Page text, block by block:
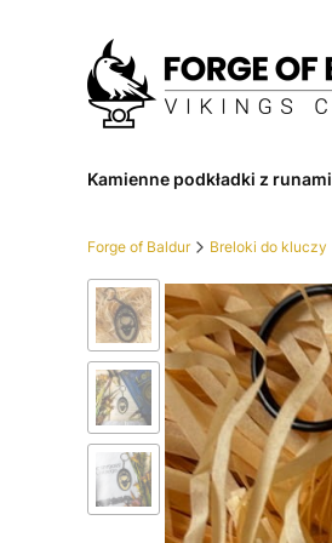
Kamienne podkładki z runami
Forge of Baldur Breloki do kluczy